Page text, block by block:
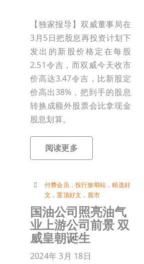
【独家报导】双威董事局在
3月5日把股息再投资计划下
发出的新股价格定在每股
2.51令吉，而双威今天收市
价高达3.47令吉，比新股定
价高出38%，把到手的股息
转换成额外股票会比拿现金
股息划算。
阅读更多
付费会员 ， 投行放哨站 ，精选好
文 ，置顶好文 ， 股市
国油公司照亮油气
业上游公司前景 双
威皇朝诞生
2024年 3月 18日